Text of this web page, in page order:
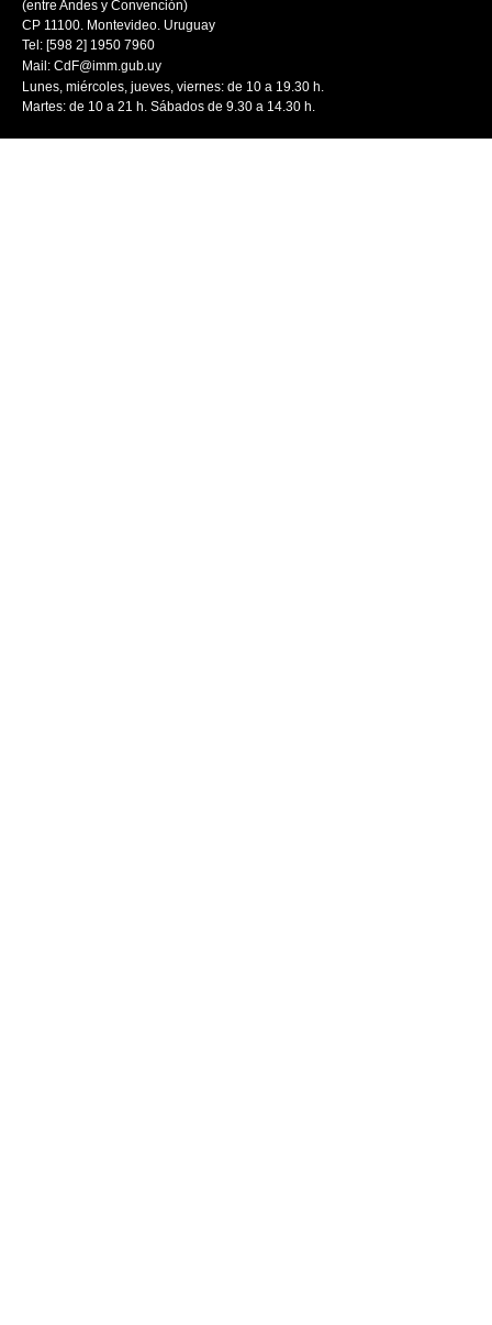
(entre Andes y Convención)
CP 11100. Montevideo. Uruguay
Tel: [598 2] 1950 7960
Mail: CdF@imm.gub.uy
Lunes, miércoles, jueves, viernes: de 10 a 19.30 h.
Martes: de 10 a 21 h. Sábados de 9.30 a 14.30 h.